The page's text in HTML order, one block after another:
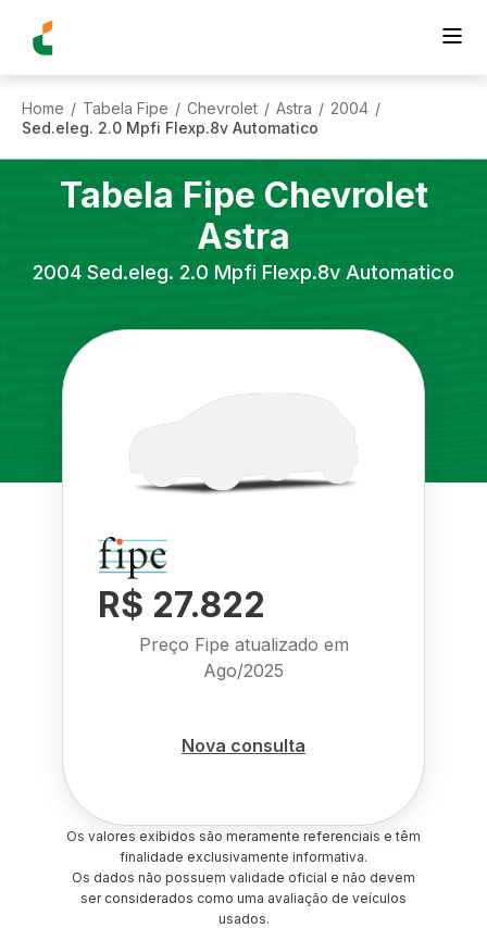
Home / Tabela Fipe / Chevrolet / Astra / 2004 /
Sed.eleg. 2.0 Mpfi Flexp.8v Automatico
Tabela Fipe Chevrolet
Astra
2004 Sed.eleg. 2.0 Mpfi Flexp.8v Automatico
R$ 27.822
Preço Fipe atualizado em
Ago/2025
Nova consulta
Os valores exibidos são meramente referenciais e têm
finalidade exclusivamente informativa.
Os dados não possuem validade oficial e não devem
ser considerados como uma avaliação de veículos
usados.